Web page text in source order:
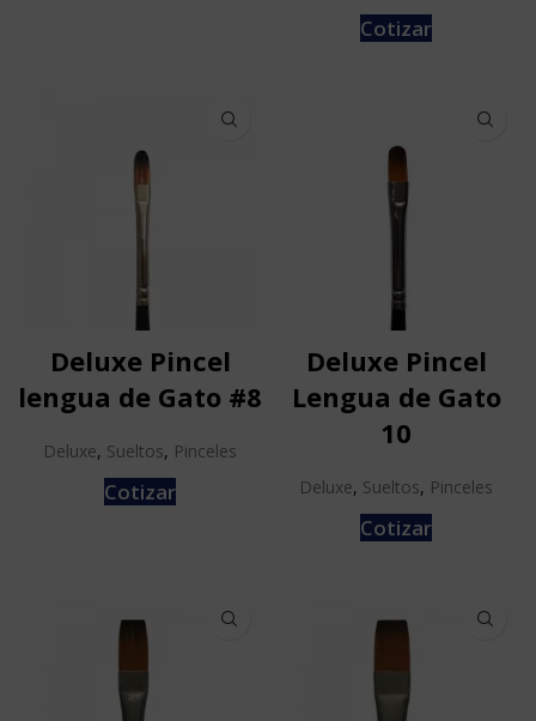
Cotizar
Deluxe Pincel
lengua de Gato #8
Deluxe, Sueltos, Pinceles
Cotizar
Deluxe Pincel
Lengua de Gato
10
Deluxe, Sueltos, Pinceles
Cotizar